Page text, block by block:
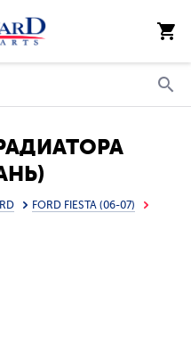
FORD FIESTA (06-07)